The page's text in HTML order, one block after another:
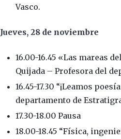
Vasco.
Jueves, 28 de noviembre
16.00-16.45 «Las mareas
Quijada – Profesora del
16.45-17.30 “¡Leamos
departamento de
17.30-18.00 Pausa
18.00-18.45 “Física,